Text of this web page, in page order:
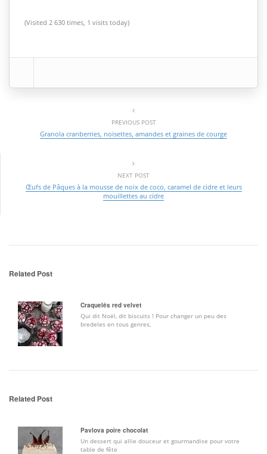
(Visited 2 630 times, 1 visits today)
PREVIOUS POST
Granola cranberries, noisettes, amandes et graines de courge
NEXT POST
Œufs de Pâques à la mousse de noix de coco, caramel de cidre et leurs
mouillettes au cidre
Related Post
Craquelés red velvet
Qui dit Noël, dit biscuits ! Pour changer un peu des
bredeles en tous genres,
Related Post
Pavlova poire chocolat
Un dessert qui allie douceur et gourmandise pour votre
table de fête